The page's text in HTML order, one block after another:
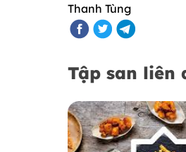
Thanh Tùng
Tập san liên